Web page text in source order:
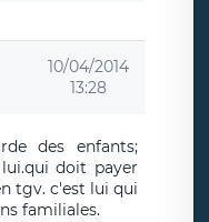
10/04/2014
13:28
des enfants;
doit payer
tgv. c'est lui qui
familiales.